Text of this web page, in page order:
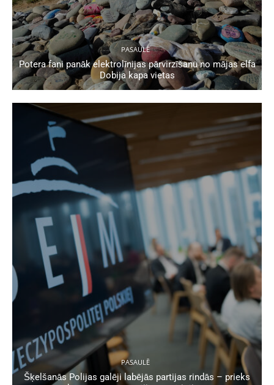
PASAULĒ
Potera fani panāk elektrolīnijas pārvirzīšanu no mājas elfa
Dobija kapa vietas
PASAULĒ
Šķelšanās Polijas galēji labējās partijas rindās – prieks